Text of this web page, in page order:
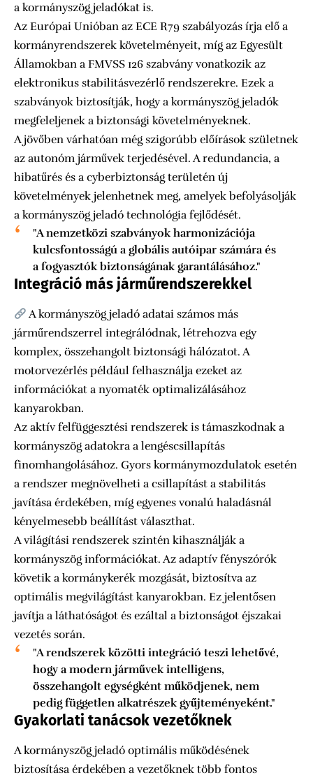
a kormányszög jeladókat is.
Az Európai Unióban az ECE R79 szabályozás írja elő a
kormányrendszerek követelményeit, míg az Egyesült
Államokban a FMVSS 126 szabvány vonatkozik az
elektronikus stabilitásvezérlő rendszerekre. Ezek a
szabványok biztosítják, hogy a kormányszög jeladók
megfeleljenek a biztonsági követelményeknek.
A jövőben várhatóan még szigorúbb előírások születnek
az autonóm járművek terjedésével. A redundancia, a
hibatűrés és a cyberbiztonság területén új
követelmények jelenhetnek meg, amelyek befolyásolják
a kormányszög jeladó technológia fejlődését.
"A nemzetközi szabványok harmonizációja
kulcsfontosságú a globális autóipar számára és
a fogyasztók biztonságának garantálásához."
Integráció más járműrendszerekkel
A kormányszög jeladó adatai számos más
járműrendszerrel integrálódnak, létrehozva egy
komplex, összehangolt biztonsági hálózatot. A
motorvezérlés például felhasználja ezeket az
információkat a nyomaték optimalizálásához
kanyarokban.
Az aktív felfüggesztési rendszerek is támaszkodnak a
kormányszög adatokra a lengéscsillapítás
finomhangolásához. Gyors kormánymozdulatok esetén
a rendszer megnövelheti a csillapítást a stabilitás
javítása érdekében, míg egyenes vonalú haladásnál
kényelmesebb beállítást választhat.
A világítási rendszerek szintén kihasználják a
kormányszög információkat. Az adaptív fényszórók
követik a kormánykerék mozgását, biztosítva az
optimális megvilágítást kanyarokban. Ez jelentősen
javítja a láthatóságot és ezáltal a biztonságot éjszakai
vezetés során.
"A rendszerek közötti integráció teszi lehetővé,
hogy a modern járművek intelligens,
összehangolt egységként működjenek, nem
pedig független alkatrészek gyűjteményeként."
Gyakorlati tanácsok vezetőknek
A kormányszög jeladó optimális működésének
biztosítása érdekében a vezetőknek több fontos